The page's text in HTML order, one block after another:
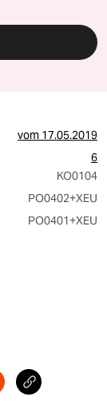
vom 17.05.2019
6
KO0104
PO0402+XEU
PO0401+XEU